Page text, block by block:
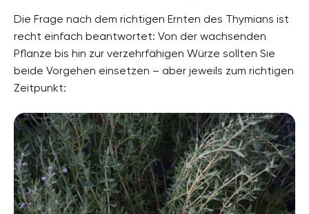
Die Frage nach dem richtigen Ernten des Thymians ist
recht einfach beantwortet: Von der wachsenden
Pflanze bis hin zur verzehrfähigen Würze sollten Sie
beide Vorgehen einsetzen – aber jeweils zum richtigen
Zeitpunkt: